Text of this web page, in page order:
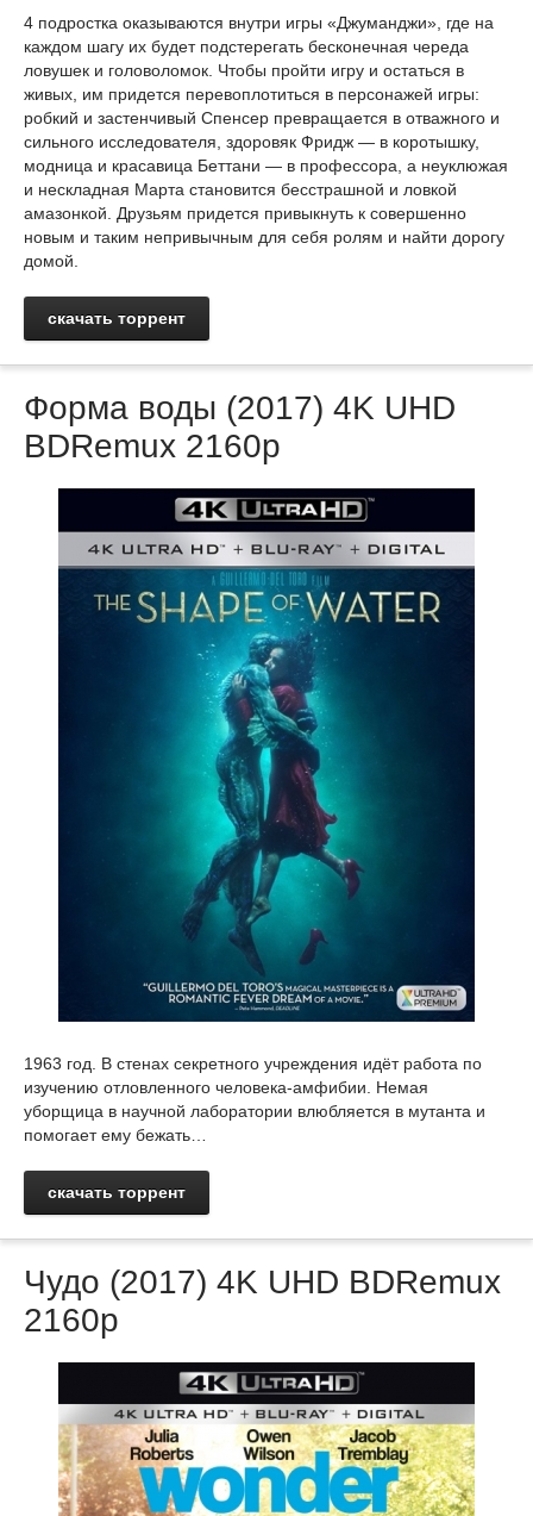
4 подростка оказываются внутри игры «Джуманджи», где на
каждом шагу их будет подстерегать бесконечная череда
ловушек и головоломок. Чтобы пройти игру и остаться в
живых, им придется перевоплотиться в персонажей игры:
робкий и застенчивый Спенсер превращается в отважного и
сильного исследователя, здоровяк Фридж — в коротышку,
модница и красавица Беттани — в профессора, а неуклюжая
и нескладная Марта становится бесстрашной и ловкой
амазонкой. Друзьям придется привыкнуть к совершенно
новым и таким непривычным для себя ролям и найти дорогу
домой.
скачать торрент
Форма воды (2017) 4K UHD
BDRemux 2160p
1963 год. В стенах секретного учреждения идёт работа по
изучению отловленного человека-амфибии. Немая
уборщица в научной лаборатории влюбляется в мутанта и
помогает ему бежать…
скачать торрент
Чудо (2017) 4K UHD BDRemux
2160p